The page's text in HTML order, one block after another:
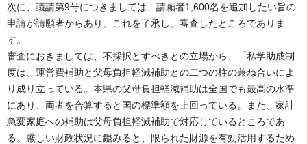
次に、議請第9号につきましては、請願者1,600名を追加したい旨の
申請が請願者からあり、これを了承し、審査したところでありま
す。
審査におきましては、不採択とすべきとの立場から、「私学助成制
度は、運営費補助と父母負担軽減補助との二つの柱の兼ね合いによ
り成り立っている。本県の父母負担軽減補助は全国でも最高の水準
にあり、両者を合算すると国の標準額を上回っている。また、家計
急変家庭への補助は父母負担軽減補助で対応しているところであ
る。厳しい財政状況に鑑みると、限られた財源を有効活用するため